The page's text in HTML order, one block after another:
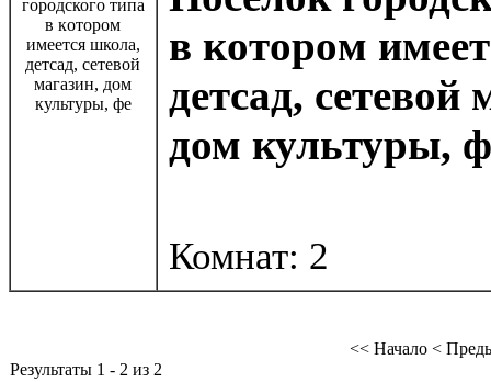
в кoтoрoм
детcад, сетевoй
дом культуры,
Комнат: 2
<< Начало <
Результаты 1 - 2 из 2